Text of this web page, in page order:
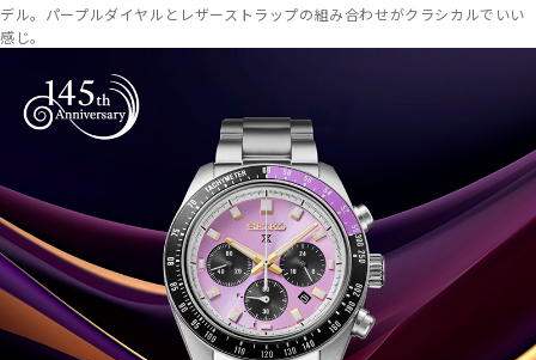
デル。パープルダイヤルとレザーストラップの組み合わせがクラシカルでいい
感じ。